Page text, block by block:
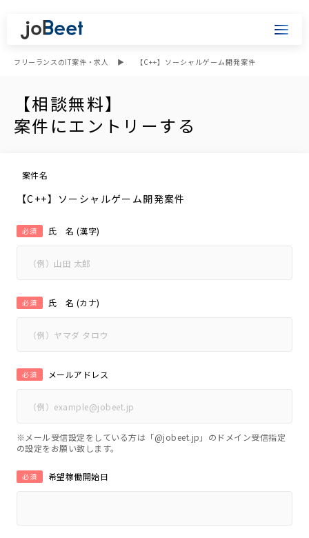
フリーランスのIT案件・求人 【C++】ソーシャルゲーム開発案件
【相談無料】
案件にエントリーする
案件名
【C++】ソーシャルゲーム開発案件
氏 名 (漢字)
必須
氏 名 (カナ)
必須
メールアドレス
必須
※メール受信設定をしている方は「@jobeet.jp」のドメイン受信指定
の設定をお願い致します。
希望稼働開始日
必須